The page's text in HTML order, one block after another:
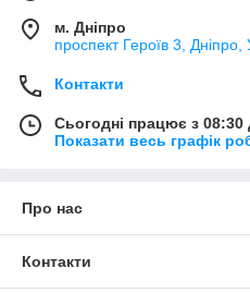
м. Дніпро
проспект Героїв 3, Дніпро,
Контакти
Сьогодні працює з 08:30
Показати весь графік
Про нас
Контакти